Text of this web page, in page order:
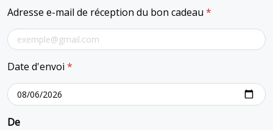
Adresse e-mail de réception du bon cadeau *
Date d'envoi *
De